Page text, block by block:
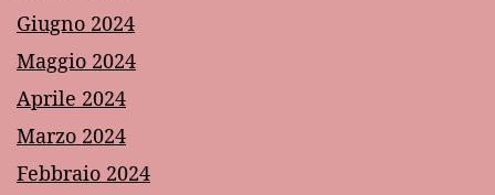
Giugno 2024
Maggio 2024
Aprile 2024
Marzo 2024
Febbraio 2024